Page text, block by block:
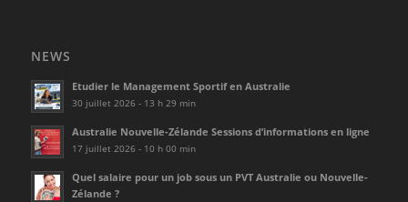
NEWS
Etudier le Management Sportif en Australie
30 juillet 2026 - 13 h 29 min
Australie Nouvelle-Zélande Sessions d’informations en ligne
17 juillet 2026 - 10 h 00 min
Quel salaire pour un job sous un PVT Australie ou Nouvelle-
Zélande ?